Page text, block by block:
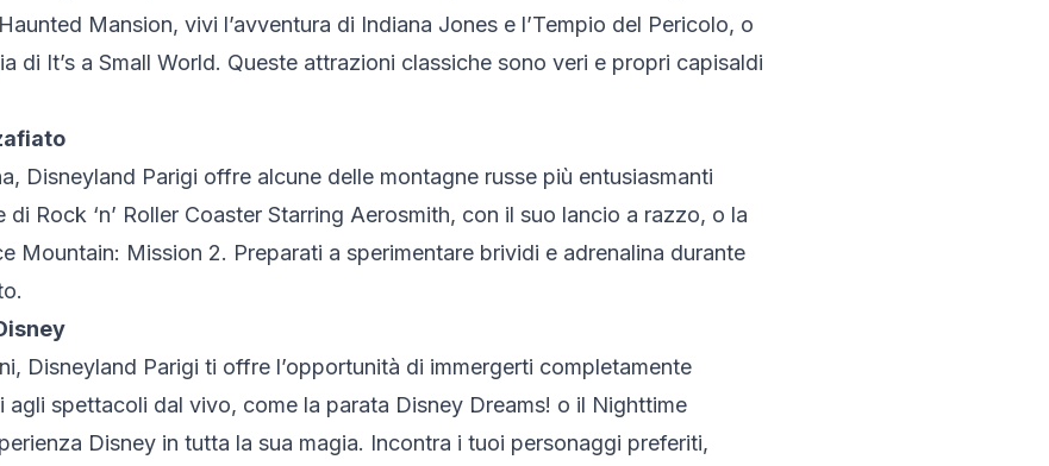
Mansion, vivi l’avventura di Indiana Jones e l’Tempio del Pericolo, o
di It’s a Small World. Queste attrazioni classiche sono veri e propri capisaldi
Disneyland Parigi offre alcune delle montagne russe più entusiasmanti
di Rock ‘n’ Roller Coaster Starring Aerosmith, con il suo lancio a razzo, o la
Mountain: Mission 2. Preparati a sperimentare brividi e adrenalina durante
Disneyland Parigi ti offre l’opportunità di immergerti completamente
agli spettacoli dal vivo, come la parata Disney Dreams! o il Nighttime
Disney in tutta la sua magia. Incontra i tuoi personaggi preferiti,